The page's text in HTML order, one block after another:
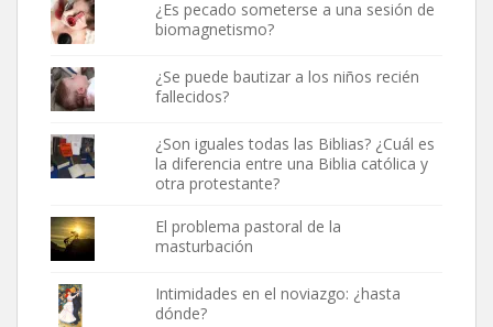
¿Es pecado someterse a una sesión de
biomagnetismo?
¿Se puede bautizar a los niños recién
fallecidos?
¿Son iguales todas las Biblias? ¿Cuál es
la diferencia entre una Biblia católica y
otra protestante?
El problema pastoral de la
masturbación
Intimidades en el noviazgo: ¿hasta
dónde?